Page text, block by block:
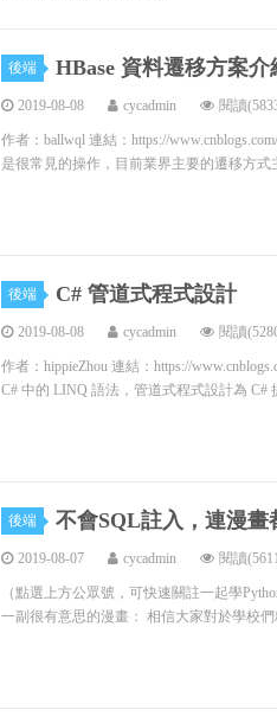
後端 HBase 資料遷移方案介
2019-08-08 cycadmin 閱讀
作者：ballwql 連結：https://
是很常見的操作，目前業界主要的遷移方
後端 C# 管道式程式設計
2019-08-08 cycadmin 閱讀
作者：hippieZhou 連結：https://
C# 中的 LINQ 語法，管道式程式設計為 C#
後端 不會SQL註入，連漫畫
2019-08-07 cycadmin 閱讀
（點選上方公眾號，可快速關註一起學
一副很有意思的漫畫： 相信大家對於學校